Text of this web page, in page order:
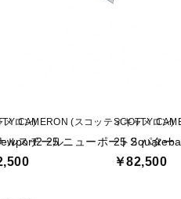
メロン)
ルスチール
CAMERON (スコッティキャメロン)
25 ニューポート2 パター
SCOTTY
25
￥82,500